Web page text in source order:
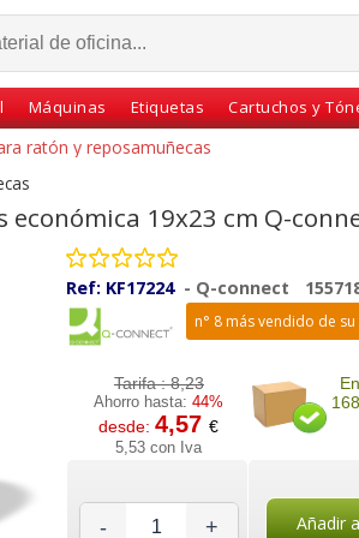
Máquinas Etiquetas Cartuchos y
ratón y reposamuñecas
19x23 cm Q-
Ref: KF17224 - Q-connect
n° 8 más vendido de su
Tarifa :8,23
Ahorro hasta:44%
desde:4,57€
5,53 con Iva
- + Añadir
de
Alfombrilla con
reposamuñecas Gel
Negro